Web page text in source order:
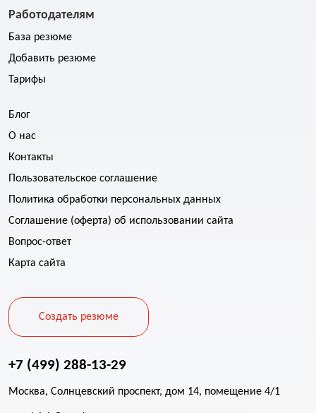
Работодателям
База резюме
Добавить резюме
Тарифы
Блог
О нас
Контакты
Пользовательское соглашение
Политика обработки персональных данных
Соглашение (оферта) об использовании сайта
Вопрос-ответ
Карта сайта
Создать резюме
+7 (499) 288-13-29
Москва, Солнцевский проспект, дом 14, помещение 4/1